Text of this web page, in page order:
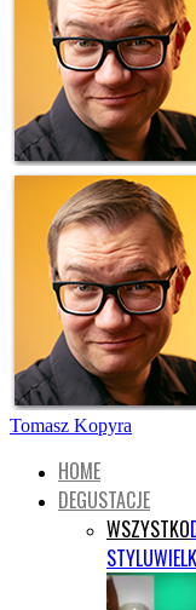
Tomasz Kopyra
HOME
DEGUSTACJE
WSZYSTKO
STYLU